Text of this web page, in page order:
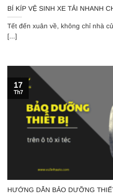
BÍ KÍP VỆ SINH XE TẢI NHANH
Tết đến xuân về, không chỉ nhà
[...]
HƯỚNG DẪN BẢO DƯỠNG
17
Th7